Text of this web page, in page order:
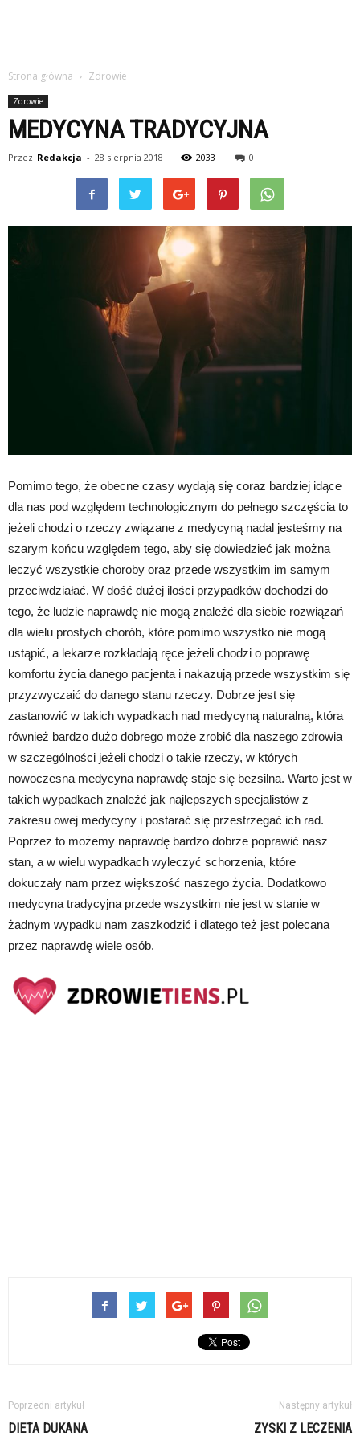
Strona główna Zdrowie
Zdrowie
MEDYCYNA TRADYCYJNA
Przez Redakcja - 28 sierpnia 2018 2033 0
Pomimo tego, że obecne czasy wydają się coraz bardziej idące
dla nas pod względem technologicznym do pełnego szczęścia to
jeżeli chodzi o rzeczy związane z medycyną nadal jesteśmy na
szarym końcu względem tego, aby się dowiedzieć jak można
leczyć wszystkie choroby oraz przede wszystkim im samym
przeciwdziałać. W dość dużej ilości przypadków dochodzi do
tego, że ludzie naprawdę nie mogą znaleźć dla siebie rozwiązań
dla wielu prostych chorób, które pomimo wszystko nie mogą
ustąpić, a lekarze rozkładają ręce jeżeli chodzi o poprawę
komfortu życia danego pacjenta i nakazują przede wszystkim się
przyzwyczaić do danego stanu rzeczy. Dobrze jest się
zastanowić w takich wypadkach nad medycyną naturalną, która
również bardzo dużo dobrego może zrobić dla naszego zdrowia
w szczególności jeżeli chodzi o takie rzeczy, w których
nowoczesna medycyna naprawdę staje się bezsilna. Warto jest w
takich wypadkach znaleźć jak najlepszych specjalistów z
zakresu owej medycyny i postarać się przestrzegać ich rad.
Poprzez to możemy naprawdę bardzo dobrze poprawić nasz
stan, a w wielu wypadkach wyleczyć schorzenia, które
dokuczały nam przez większość naszego życia. Dodatkowo
medycyna tradycyjna przede wszystkim nie jest w stanie w
żadnym wypadku nam zaszkodzić i dlatego też jest polecana
przez naprawdę wiele osób.
Poprzedni artykuł
DIETA DUKANA
Następny artykuł
ZYSKI Z LECZENIA